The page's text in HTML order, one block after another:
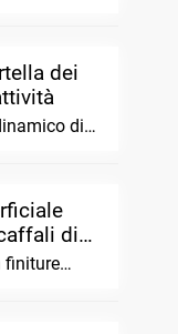
dei
di
di
finiture